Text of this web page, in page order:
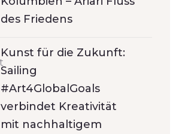
des Friedens
Kunst für die Zukunft:
Sailing
#Art4GlobalGoals
verbindet Kreativität
mit nachhaltigem